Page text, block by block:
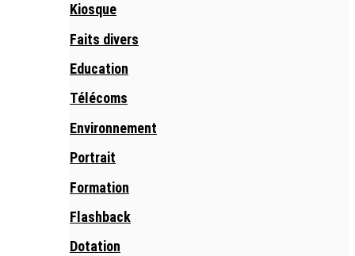
Kiosque
Faits divers
Education
Télécoms
Environnement
Portrait
Formation
Flashback
Dotation